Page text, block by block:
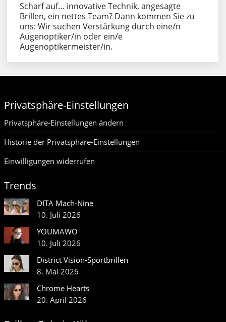
Scharf auf… innovative Technik, angesagte
Brillen, ein nettes Team? Dann kommen Sie zu
uns: Wir suchen Verstärkung durch eine/n
Augenoptiker/in oder ein/e
Augenoptikermeister/in.
Privatsphäre-Einstellungen
Privatsphäre-Einstellungen ändern
Historie der Privatsphäre-Einstellungen
Einwilligungen widerrufen
Trends
DITA Mach-Nine
10. Juli 2026
YOUMAWO
10. Juli 2026
District Vision-Sportbrillen
8. Mai 2026
Chrome Hearts
20. April 2026